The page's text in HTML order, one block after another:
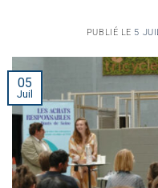
PUBLIÉ LE 5
05
Juil